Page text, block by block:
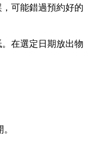
可能錯過預約好的
。在選定日期放出物